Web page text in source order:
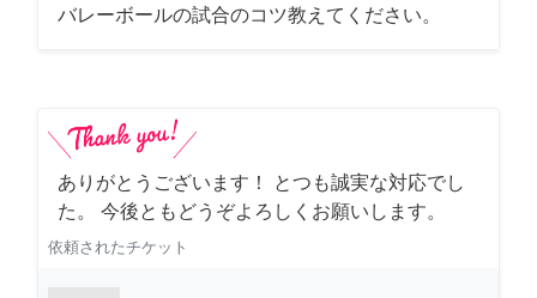
バレーボールの試合のコツ教えてください。
ありがとうございます！ とつも誠実な対応でし
た。 今後ともどうぞよろしくお願いします。
依頼されたチケット